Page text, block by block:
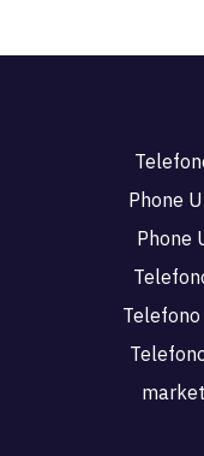
Phone
Phone
Telefono